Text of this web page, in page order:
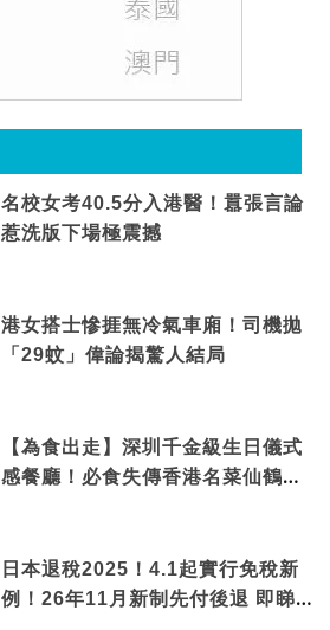
名校女考40.5分入港醫！囂張言論
惹洗版下場極震撼
港女搭士慘捱無冷氣車廂！司機拋
「29蚊」偉論揭驚人結局
【為食出走】深圳千金級生日儀式
感餐廳！必食失傳香港名菜仙鶴神
日本退稅2025！4.1起實行免稅新
例！26年11月新制先付後退 即睇步